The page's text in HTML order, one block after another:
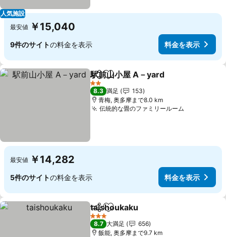
人気施設
最安値 ￥15,040
9件のサイトの料金を表示 料金を表示
シェアお気に入りに追加
駅前山小屋 A－yard
2 ホテルのランク
8.3 満足
153
青梅, 奥多摩まで8.0 km
伝統的な畳のファミリールーム
最安値 ￥14,282
5件のサイトの料金を表示 料金を表示
シェアお気に入りに追加
taishoukaku
3 ホテルのランク
8.7 大満足
656
飯能, 奥多摩まで9.7 km